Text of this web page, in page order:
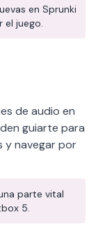
en Sprunki
el juego.
de audio en
guiarte para
y navegar por
parte vital
5.